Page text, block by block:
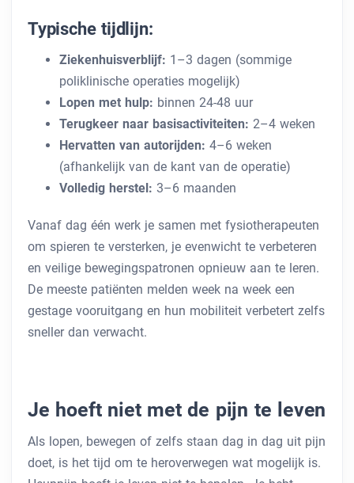
Typische tijdlijn:
Ziekenhuisverblijf: 1–3 dagen (sommige
poliklinische operaties mogelijk)
Lopen met hulp: binnen 24-48 uur
Terugkeer naar basisactiviteiten: 2–4 weken
Hervatten van autorijden: 4–6 weken
(afhankelijk van de kant van de operatie)
Volledig herstel: 3–6 maanden
Vanaf dag één werk je samen met fysiotherapeuten
om spieren te versterken, je evenwicht te verbeteren
en veilige bewegingspatronen opnieuw aan te leren.
De meeste patiënten melden week na week een
gestage vooruitgang en hun mobiliteit verbetert zelfs
sneller dan verwacht.
Je hoeft niet met de pijn te leven
Als lopen, bewegen of zelfs staan ​​dag in dag uit pijn
doet, is het tijd om te heroverwegen wat mogelijk is.